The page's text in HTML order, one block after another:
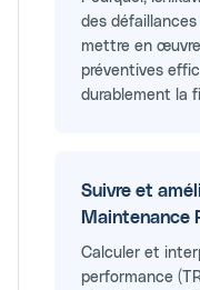
des
mettre en
préventives
durablement la
Suivre et
Maintenance
Calculer et
performance